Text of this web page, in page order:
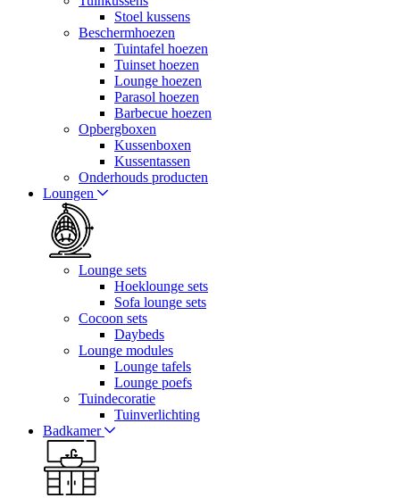
Stoel kussens
Beschermhoezen
Tuintafel hoezen
Tuinset hoezen
Lounge hoezen
Parasol hoezen
Barbecue hoezen
Opbergboxen
Kussenboxen
Kussentassen
Onderhouds producten
Loungen
Lounge sets
Hoeklounge sets
Sofa lounge sets
Cocoon sets
Daybeds
Lounge modules
Lounge tafels
Lounge poefs
Tuindecoratie
Tuinverlichting
Badkamer